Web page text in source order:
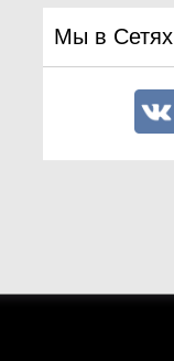
Мы в Сетях